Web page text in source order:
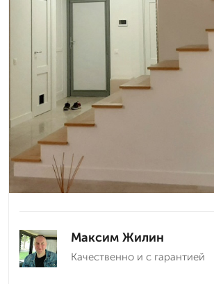
Максим Жилин
Качественно и с гарантией